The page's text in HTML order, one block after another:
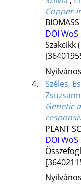
Copper-
DOI WoS
Szakcikk
4.
Széles,
Genetic
PLANT
DOI WoS